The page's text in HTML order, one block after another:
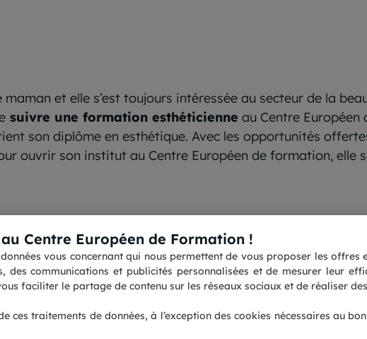
et elle s’est toujours intéressée au secteur de la
suivre une formation esthéticienne au Centre
son diplôme en esthétique. Avec les opportunités
ouvrir son institut au Centre Européen de formation, elle
nous
le CEF ?
le Centre
formations
Accessibilité : partiellement conforme
Informations légales
Personnaliser mes cookies
Plan du site
Vous
Centre Européen de Formation !
vous concernant qui nous permettent de vous proposer les offres
communications et publicités personnalisées et de mesurer leur
faciliter le partage de contenu sur les réseaux sociaux et de réaliser
ces traitements de données, à l’exception des cookies nécessaires au